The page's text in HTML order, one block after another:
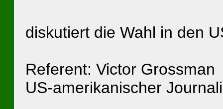
diskutiert die Wahl in den
Referent: Victor Grossman
US-amerikanischer